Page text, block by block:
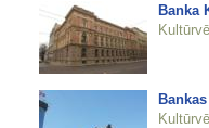
Banka